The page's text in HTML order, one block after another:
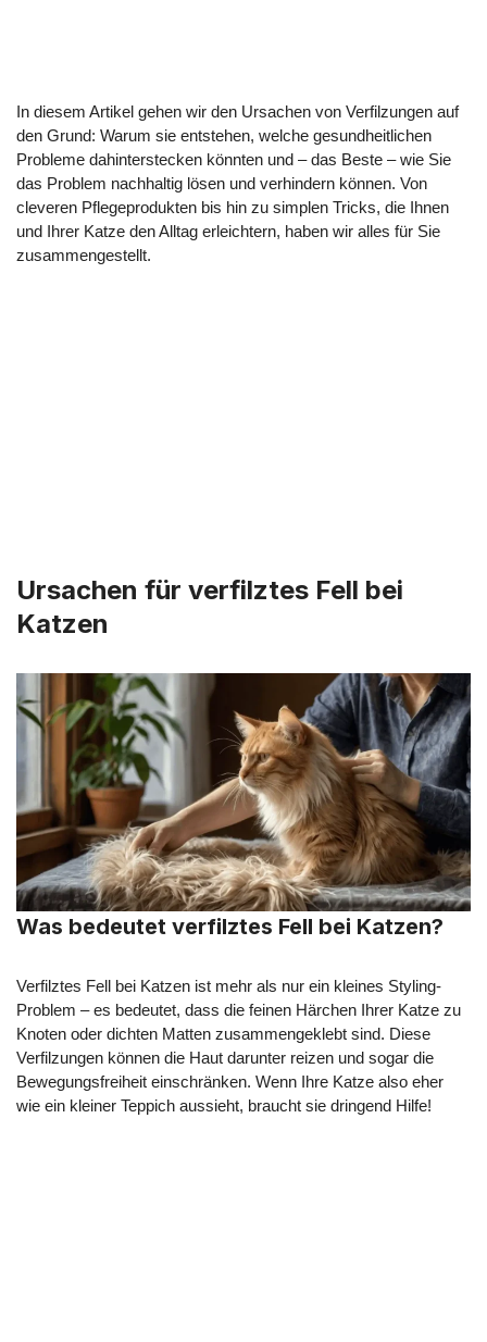
In diesem Artikel gehen wir den Ursachen von Verfilzungen auf
den Grund: Warum sie entstehen, welche gesundheitlichen
Probleme dahinterstecken könnten und – das Beste – wie Sie
das Problem nachhaltig lösen und verhindern können. Von
cleveren Pflegeprodukten bis hin zu simplen Tricks, die Ihnen
und Ihrer Katze den Alltag erleichtern, haben wir alles für Sie
zusammengestellt.
Ursachen für verfilztes Fell bei
Katzen
Was bedeutet verfilztes Fell bei Katzen?
Verfilztes Fell bei Katzen ist mehr als nur ein kleines Styling-
Problem – es bedeutet, dass die feinen Härchen Ihrer Katze zu
Knoten oder dichten Matten zusammengeklebt sind. Diese
Verfilzungen können die Haut darunter reizen und sogar die
Bewegungsfreiheit einschränken. Wenn Ihre Katze also eher
wie ein kleiner Teppich aussieht, braucht sie dringend Hilfe!